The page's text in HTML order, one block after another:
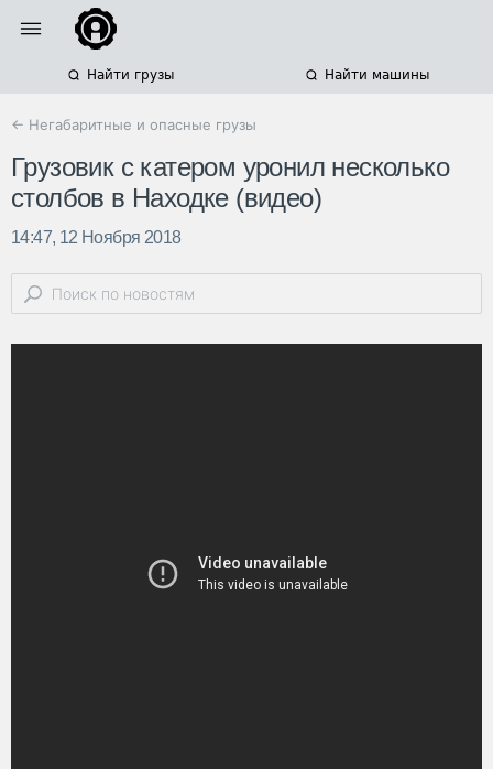
Найти грузы Найти машины
← Негабаритные и опасные грузы
Грузовик с катером уронил несколько
столбов в Находке (видео)
14:47, 12 Ноября 2018